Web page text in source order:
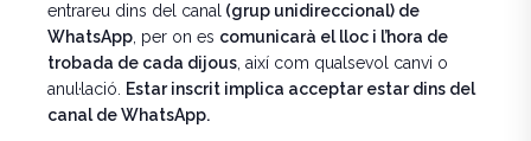
entrareu dins del canal (grup unidireccional) de
WhatsApp , per on es comunicarà el lloc i l’hora de
trobada de cada dijous , així com qualsevol canvi o
anul·lació.
Estar inscrit implica acceptar estar dins del
canal de WhatsApp.